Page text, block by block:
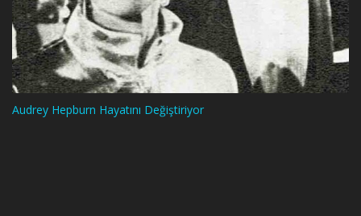
Audrey Hepburn Hayatını Değiştiriyor